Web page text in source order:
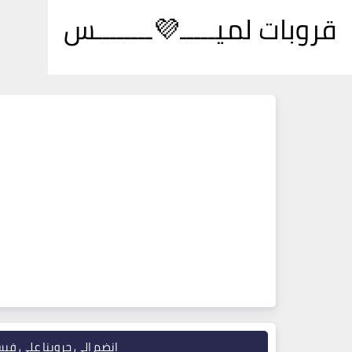
قروبات لميـــــ💜ــــــــس
انضم إلى جروبنا على